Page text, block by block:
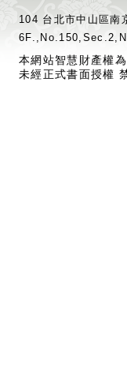
104 台北市中山區
本網站智慧財產權
未經正式書面授權